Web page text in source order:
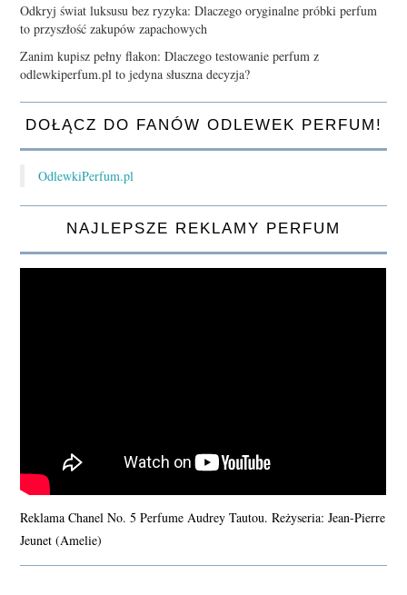
Odkryj świat luksusu bez ryzyka: Dlaczego oryginalne próbki perfum
to przyszłość zakupów zapachowych
Zanim kupisz pełny flakon: Dlaczego testowanie perfum z
odlewkiperfum.pl to jedyna słuszna decyzja?
DOŁĄCZ DO FANÓW ODLEWEK PERFUM!
OdlewkiPerfum.pl
NAJLEPSZE REKLAMY PERFUM
Reklama Chanel No. 5 Perfume Audrey Tautou. Reżyseria: Jean-Pierre
Jeunet (Amelie)